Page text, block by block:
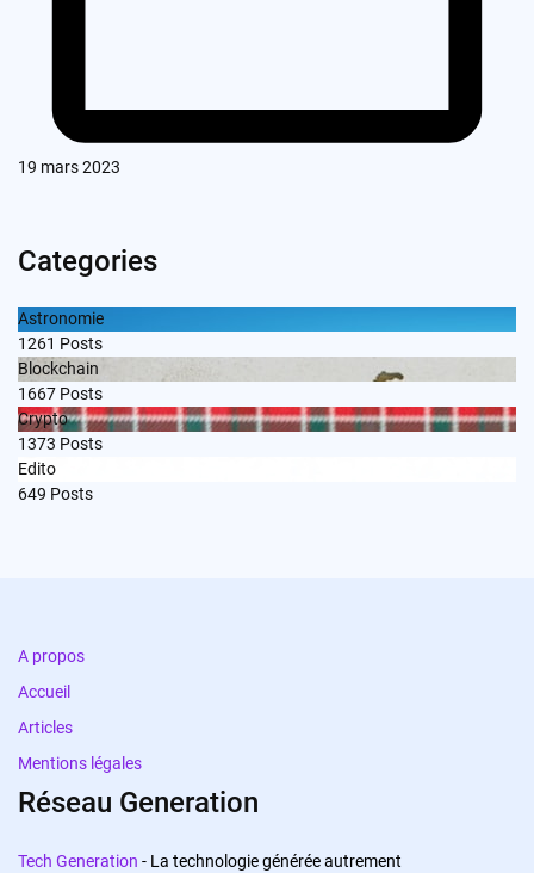
19 mars 2023
Categories
Astronomie
1261 Posts
Blockchain
1667 Posts
Crypto
1373 Posts
Edito
649 Posts
A propos
Accueil
Articles
Mentions légales
Réseau Generation
Tech Generation - La technologie générée autrement